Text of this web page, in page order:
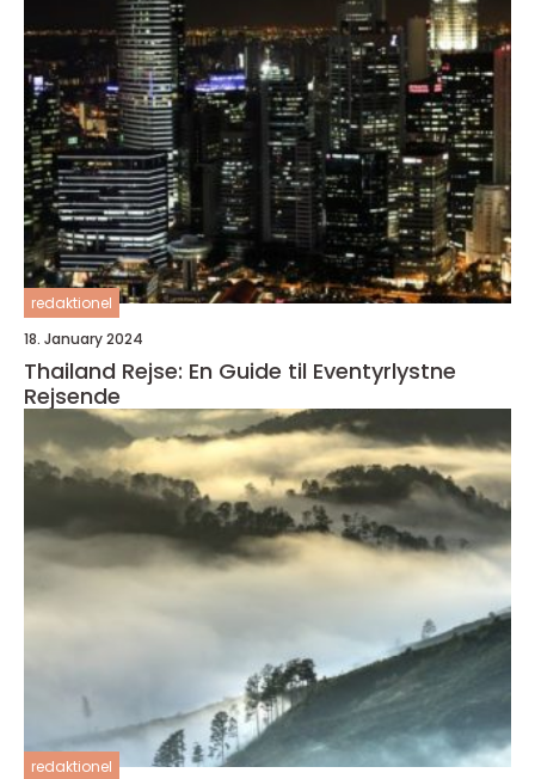
redaktionel
18. January 2024
Thailand Rejse: En Guide til Eventyrlystne
Rejsende
redaktionel